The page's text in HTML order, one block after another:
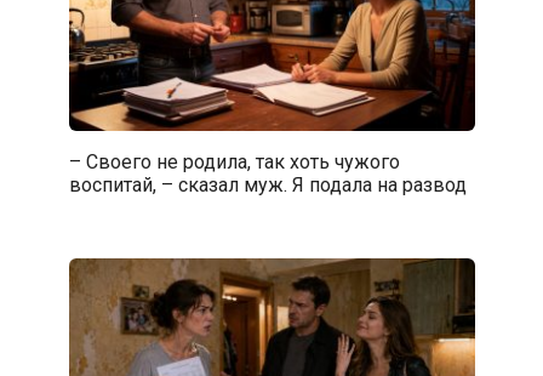
– Своего не родила, так хоть чужого
воспитай, – сказал муж. Я подала на развод